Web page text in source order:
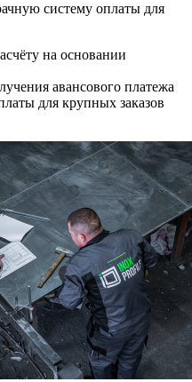
систему оплаты для
на основании
авансового платежа
для крупных заказов